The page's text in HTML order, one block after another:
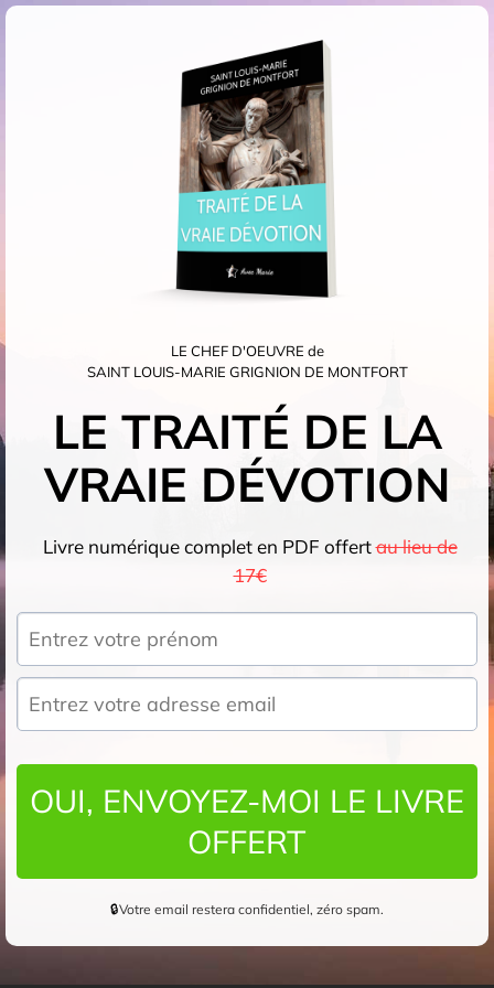
LE CHEF D'OEUVRE de
SAINT LOUIS-MARIE GRIGNION DE MONTFORT
LE TRAITÉ DE LA
VRAIE DÉVOTION
Livre numérique complet en PDF offertau lieu de
17€
OUI, ENVOYEZ-MOI LE LIVRE
OFFERT
🔒Votre email restera confidentiel, zéro spam.